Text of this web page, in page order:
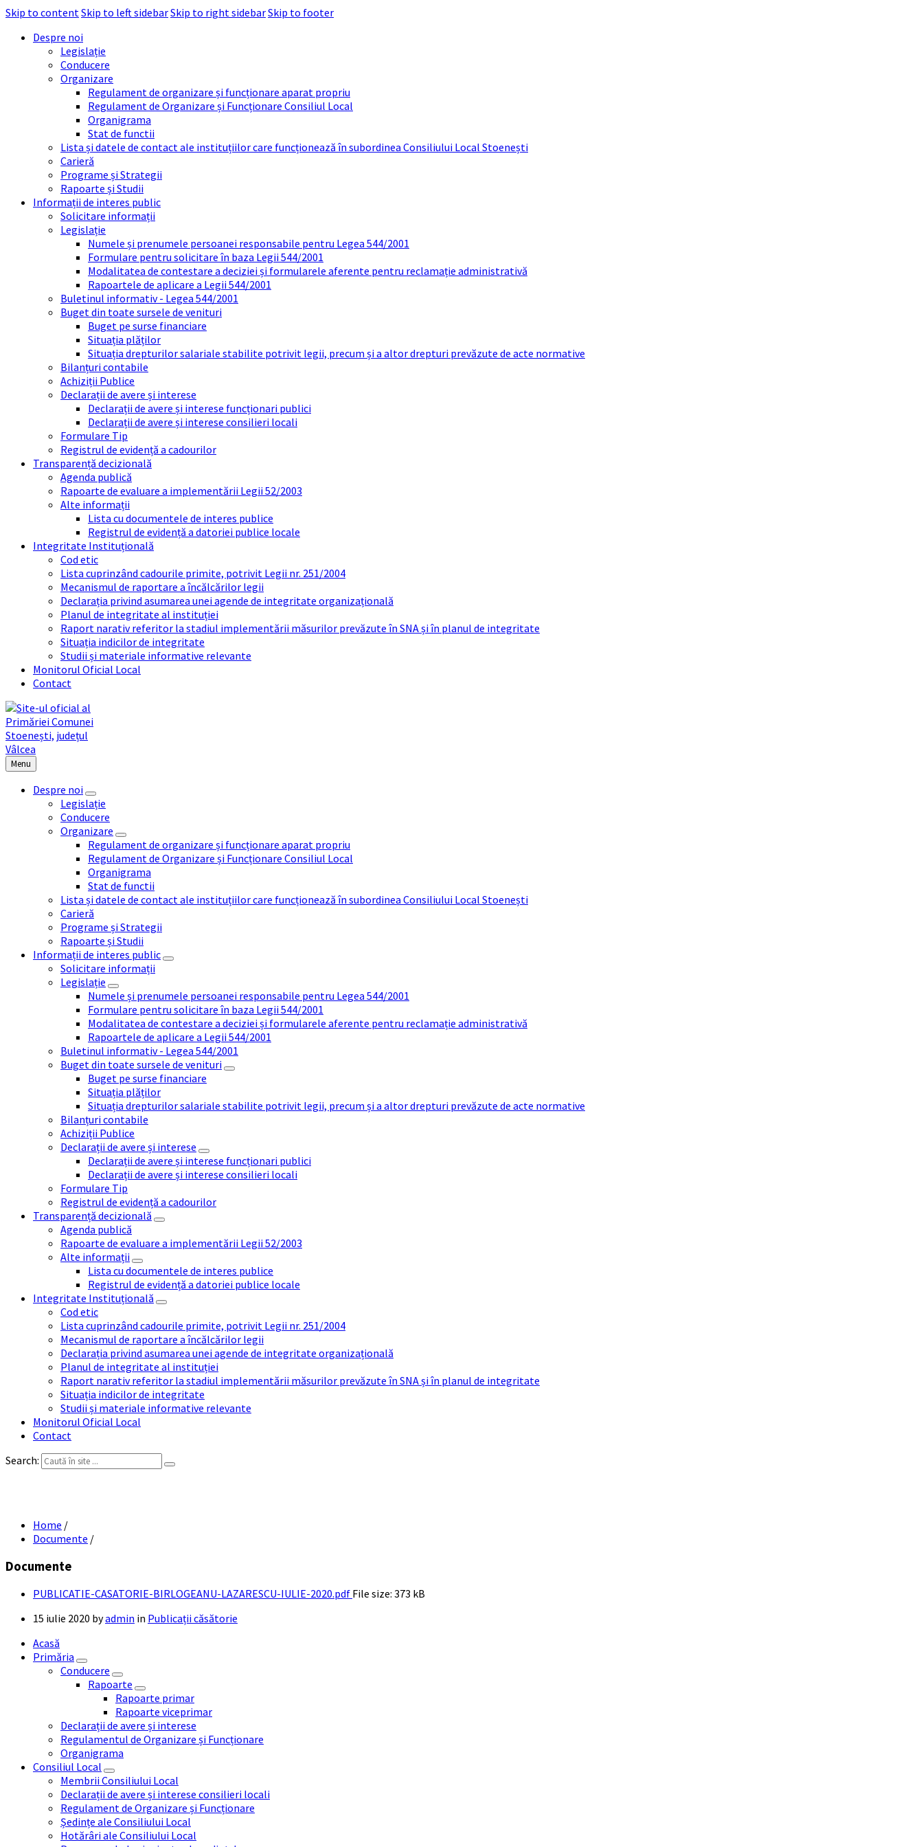
Skip to contentSkip to left sidebarSkip to right sidebarSkip to footer
Despre noi
Legislație
Conducere
Organizare
Regulament de organizare și funcționare aparat propriu
Regulament de Organizare și Funcționare Consiliul Local
Organigrama
Stat de functii
Lista și datele de contact ale instituțiilor care funcționează în subordinea Consiliului Local Stoenești
Carieră
Programe și Strategii
Rapoarte și Studii
Informații de interes public
Solicitare informații
Legislație
Numele și prenumele persoanei responsabile pentru Legea 544/2001
Formulare pentru solicitare în baza Legii 544/2001
Modalitatea de contestare a deciziei și formularele aferente pentru reclamație administrativă
Rapoartele de aplicare a Legii 544/2001
Buletinul informativ - Legea 544/2001
Buget din toate sursele de venituri
Buget pe surse financiare
Situația plăților
Situația drepturilor salariale stabilite potrivit legii, precum și a altor drepturi prevăzute de acte normative
Bilanțuri contabile
Achiziții Publice
Declarații de avere și interese
Declarații de avere și interese funcționari publici
Declarații de avere și interese consilieri locali
Formulare Tip
Registrul de evidență a cadourilor
Transparență decizională
Agenda publică
Rapoarte de evaluare a implementării Legii 52/2003
Alte informații
Lista cu documentele de interes publice
Registrul de evidență a datoriei publice locale
Integritate Instituțională
Cod etic
Lista cuprinzând cadourile primite, potrivit Legii nr. 251/2004
Mecanismul de raportare a încălcărilor legii
Declarația privind asumarea unei agende de integritate organizațională
Planul de integritate al instituției
Raport narativ referitor la stadiul implementării măsurilor prevăzute în SNA și în planul de integritate
Situația indicilor de integritate
Studii și materiale informative relevante
Monitorul Oficial Local
Contact
Menu
Despre noi
Legislație
Conducere
Organizare
Regulament de organizare și funcționare aparat propriu
Regulament de Organizare și Funcționare Consiliul Local
Organigrama
Stat de functii
Lista și datele de contact ale instituțiilor care funcționează în subordinea Consiliului Local Stoenești
Carieră
Programe și Strategii
Rapoarte și Studii
Informații de interes public
Solicitare informații
Legislație
Numele și prenumele persoanei responsabile pentru Legea 544/2001
Formulare pentru solicitare în baza Legii 544/2001
Modalitatea de contestare a deciziei și formularele aferente pentru reclamație administrativă
Rapoartele de aplicare a Legii 544/2001
Buletinul informativ - Legea 544/2001
Buget din toate sursele de venituri
Buget pe surse financiare
Situația plăților
Situația drepturilor salariale stabilite potrivit legii, precum și a altor drepturi prevăzute de acte normative
Bilanțuri contabile
Achiziții Publice
Declarații de avere și interese
Declarații de avere și interese funcționari publici
Declarații de avere și interese consilieri locali
Formulare Tip
Registrul de evidență a cadourilor
Transparență decizională
Agenda publică
Rapoarte de evaluare a implementării Legii 52/2003
Alte informații
Lista cu documentele de interes publice
Registrul de evidență a datoriei publice locale
Integritate Instituțională
Cod etic
Lista cuprinzând cadourile primite, potrivit Legii nr. 251/2004
Mecanismul de raportare a încălcărilor legii
Declarația privind asumarea unei agende de integritate organizațională
Planul de integritate al instituției
Raport narativ referitor la stadiul implementării măsurilor prevăzute în SNA și în planul de integritate
Situația indicilor de integritate
Studii și materiale informative relevante
Monitorul Oficial Local
Contact
Search:
Home /
Documente /
Documente
PUBLICATIE-CASATORIE-BIRLOGEANU-LAZARESCU-IULIE-2020.pdf File size: 373 kB
15 iulie 2020 byadmin in Publicații căsătorie
Acasă
Primăria
Conducere
Rapoarte
Rapoarte primar
Rapoarte viceprimar
Declarații de avere și interese
Regulamentul de Organizare și Funcționare
Organigrama
Consiliul Local
Membrii Consiliului Local
Declarații de avere și interese consilieri locali
Regulament de Organizare și Funcționare
Ședințe ale Consiliului Local
Hotărâri ale Consiliului Local